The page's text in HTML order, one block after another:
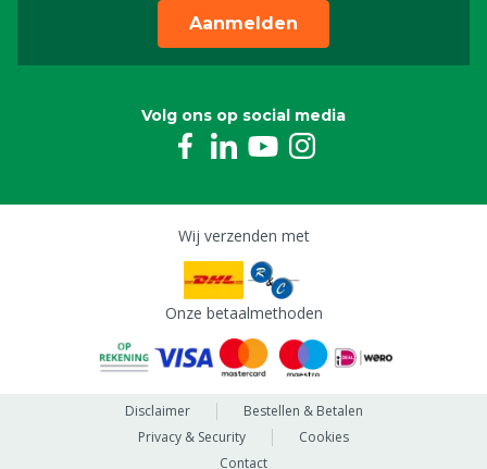
Aanmelden
Volg ons op social media
Wij verzenden met
Onze betaalmethoden
Disclaimer
Bestellen & Betalen
Privacy & Security
Cookies
Contact